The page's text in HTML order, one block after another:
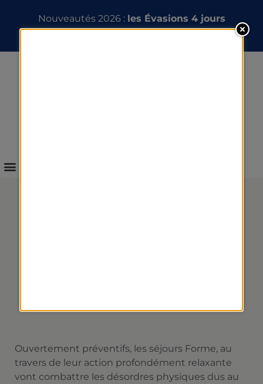
Nouveautés 2026 : les Évasions 4 jours
Ouvertement préventifs, les séjours Forme, au
travers de leur action profondément relaxante
vont combattre les désordres physiques dus au